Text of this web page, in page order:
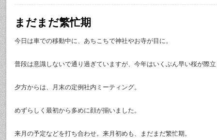
まだまだ繁忙期
今日は車での移動中に、あちこちで神社やお寺が目に。
普段は意識しないで通り過ぎていますが、今年はいくぶん早い桜が際
夕方からは、月末の定例社内ミーティング。
めずらしく最初から多めに顔が揃いました。
来月の予定などを打ち合わせ。来月初めも、まだまだ繁忙期。